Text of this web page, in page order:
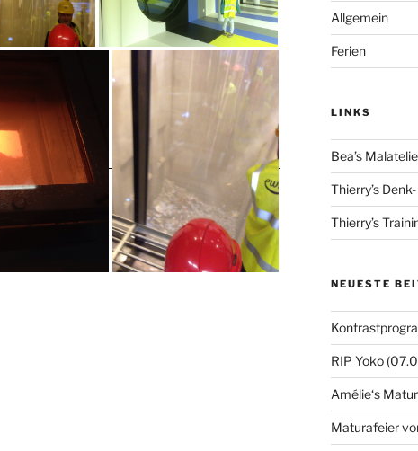
Allgemein
Ferien
LINKS
Bea’s
Thierry’s
Thierry’s
NEUESTE
RIP Yoko
Amélie‘s
Maturafeier